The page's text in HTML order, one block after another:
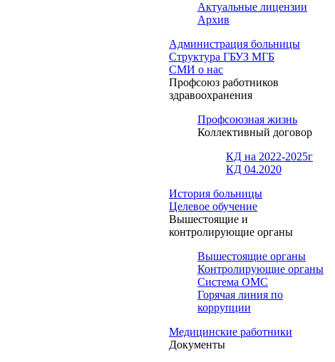
Актуальные лицензии
Архив
Администрация больницы
Структура ГБУЗ МГБ
СМИ о нас
Профсоюз работников
здравоохранения
Профсоюзная жизнь
Коллективный договор
КД на 2022-2025г
КД 04.2020
История больницы
Целевое обучение
Вышестоящие и
контролирующие органы
Вышестоящие органы
Контролирующие органы
Система ОМС
Горячая линия по
коррупции
Медицинские работники
Документы